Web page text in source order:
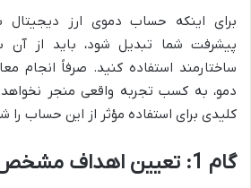
برای اینکه حساب دموی ارز دیجیتال
پیشرفت شما تبدیل شود، باید از
ساختارمند استفاده کنید. صرفاً انجام
دمو، به کسب تجربه واقعی منجر
کلیدی برای استفاده مؤثر از این حساب
گام 1: تعیین اهداف مشخص آموزشی